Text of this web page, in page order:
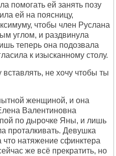
помогать ей занять позу
ей на поясницу,
чтобы член Руслана
углом, и раздвинула
теперь она подозвала
к изысканному столу.
не хочу чтобы ты
женщиной, и она
Валентиновна
по дырочке Яны, и лишь
проталкивать. Девушка
что натяжение сфинктера
же всё прекратить, но